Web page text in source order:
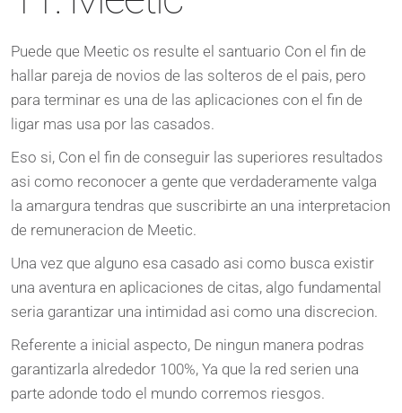
Puede que Meetic os resulte el santuario Con el fin de
hallar pareja de novios de las solteros de el pais, pero
para terminar es una de las aplicaciones con el fin de
ligar mas usa por las casados.
Eso si, Con el fin de conseguir las superiores resultados
asi como reconocer a gente que verdaderamente valga
la amargura tendras que suscribirte an una interpretacion
de remuneracion de Meetic.
Una vez que alguno esa casado asi como busca existir
una aventura en aplicaciones de citas, algo fundamental
seria garantizar una intimidad asi como una discrecion.
Referente a inicial aspecto, De ningun manera podras
garantizarla alrededor 100%, Ya que la red serien una
parte adonde todo el mundo corremos riesgos.